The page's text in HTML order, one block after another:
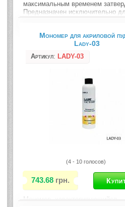
максимальным временем
Предназначен исключительно
Victory», так и других брендов.
требует применение праймера.
Формула,...
Мономер для акриловой
Lady-03
Артикул: LADY-03
(4 - 10 голосов)
743.68 грн.
Мономер, характеризующийся